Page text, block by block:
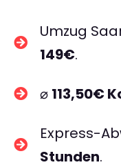
Umzug
149€.
⌀ 113,50€
Express-
Stunden.